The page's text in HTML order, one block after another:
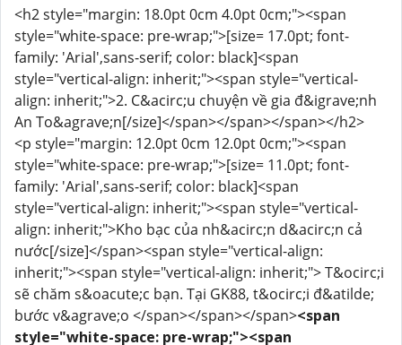
<h2 style="margin: 18.0pt 0cm 4.0pt 0cm;"><span
style="white-space: pre-wrap;">[size= 17.0pt; font-
family: 'Arial',sans-serif; color: black]<span
style="vertical-align: inherit;"><span style="vertical-
align: inherit;">2. C&acirc;u chuyện về gia đ&igrave;nh
An To&agrave;n[/size]</span></span></span></h2>
<p style="margin: 12.0pt 0cm 12.0pt 0cm;"><span
style="white-space: pre-wrap;">[size= 11.0pt; font-
family: 'Arial',sans-serif; color: black]<span
style="vertical-align: inherit;"><span style="vertical-
align: inherit;">Kho bạc của nh&acirc;n d&acirc;n cả
nước[/size]</span><span style="vertical-align:
inherit;"><span style="vertical-align: inherit;"> T&ocirc;i
sẽ chăm s&oacute;c bạn. Tại GK88, t&ocirc;i đ&atilde;
bước v&agrave;o </span></span></span><span
style="white-space: pre-wrap;"><span